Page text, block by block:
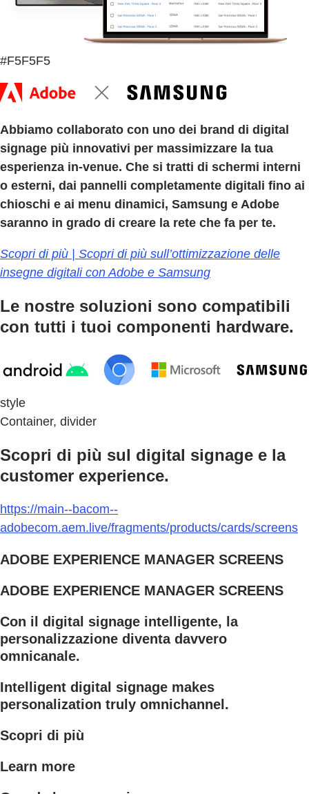
#F5F5F5
Abbiamo collaborato con uno dei brand di digital
signage più innovativi per massimizzare la tua
esperienza in-venue. Che si tratti di schermi interni
o esterni, dai pannelli completamente digitali fino ai
chioschi e ai menu dinamici, Samsung e Adobe
saranno in grado di creare la rete che fa per te.
Scopri di più | Scopri di più sull’ottimizzazione delle
insegne digitali con Adobe e Samsung
Le nostre soluzioni sono compatibili
con tutti i tuoi componenti hardware.
style
Container, divider
Scopri di più sul digital signage e la
customer experience.
https://main--bacom--
adobecom.aem.live/fragments/products/cards/screens
ADOBE EXPERIENCE MANAGER SCREENS
ADOBE EXPERIENCE MANAGER SCREENS
Con il digital signage intelligente, la
personalizzazione diventa davvero
omnicanale.
Intelligent digital signage makes
personalization truly omnichannel.
Scopri di più
Learn more